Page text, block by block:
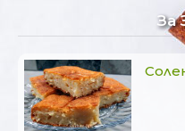
За